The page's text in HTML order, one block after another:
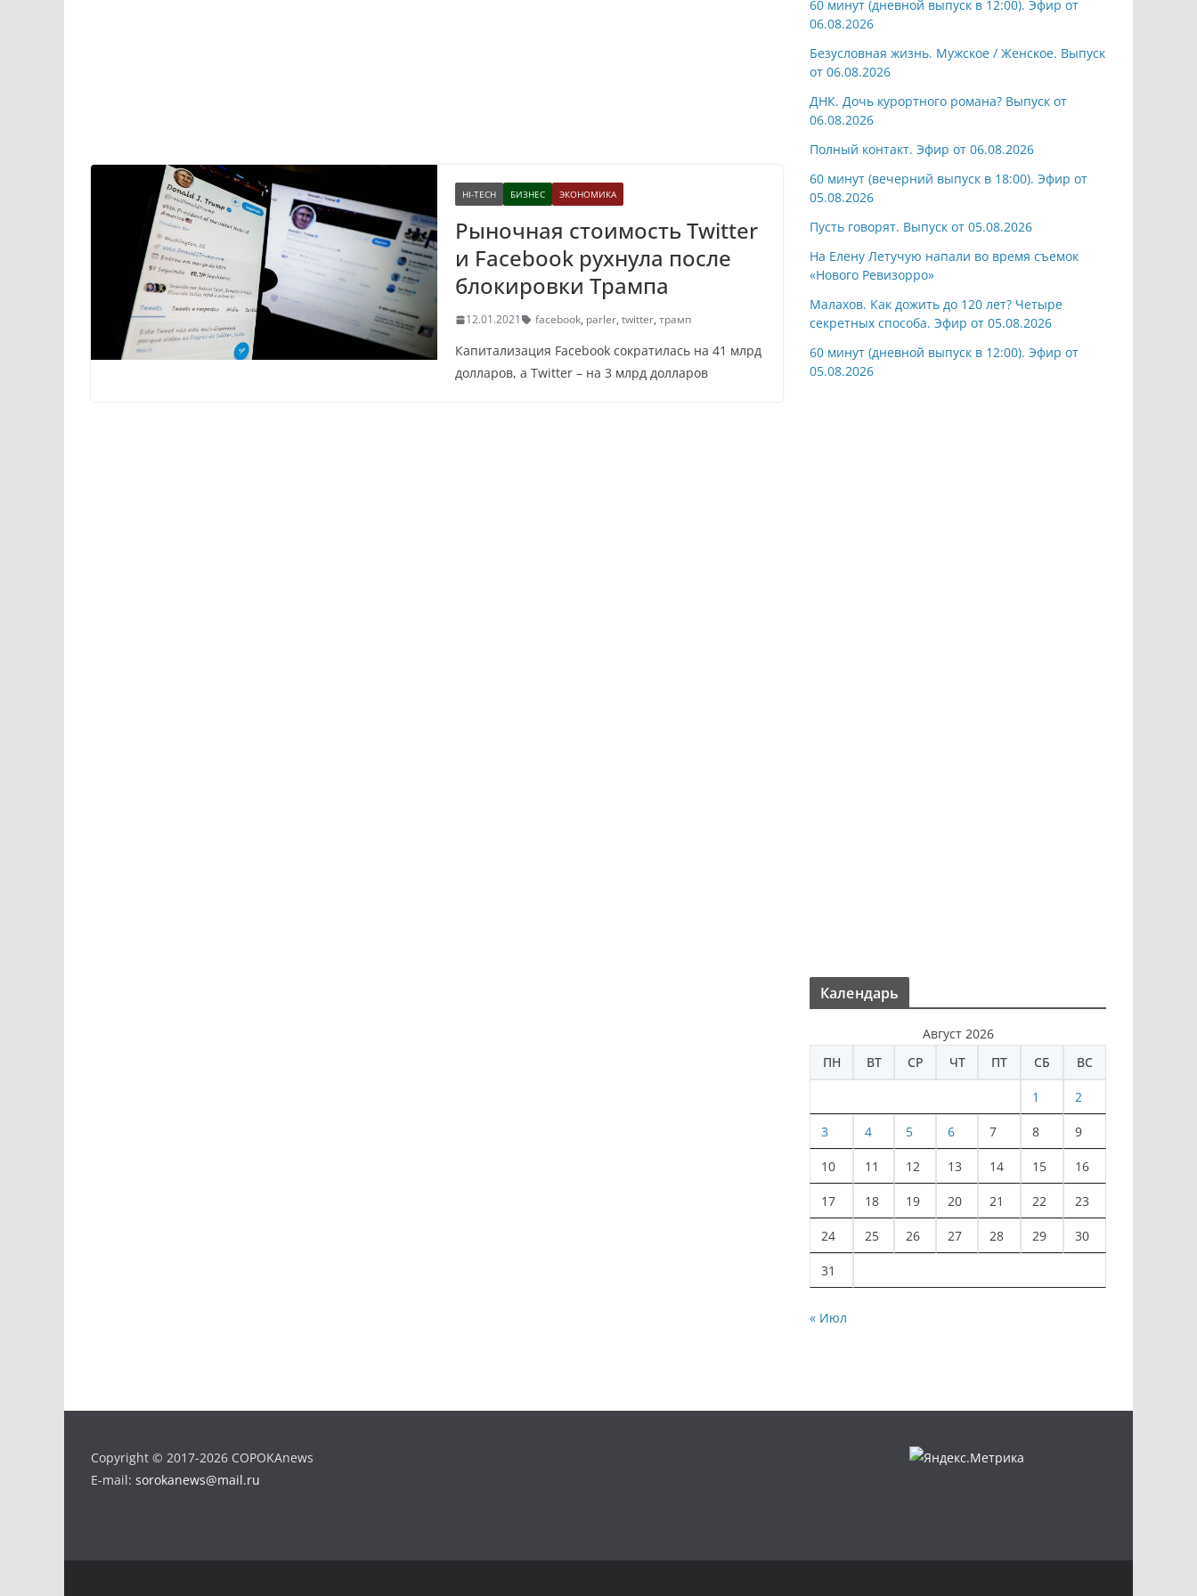
HI-TECH БИЗНЕС ЭКОНОМИКА
Рыночная стоимость Twitter
и Facebook рухнула после
блокировки Трампа
12.01.2021 facebook, parler, twitter, трамп
Капитализация Facebook сократилась на 41 млрд
долларов, а Twitter – на 3 млрд долларов
60 минут (дневной выпуск в 12:00). Эфир от
06.08.2026
Безусловная жизнь. Мужское / Женское. Выпуск
от 06.08.2026
ДНК. Дочь курортного романа? Выпуск от
06.08.2026
Полный контакт. Эфир от 06.08.2026
60 минут (вечерний выпуск в 18:00). Эфир от
05.08.2026
Пусть говорят. Выпуск от 05.08.2026
На Елену Летучую напали во время съемок
«Нового Ревизорро»
Малахов. Как дожить до 120 лет? Четыре
секретных способа. Эфир от 05.08.2026
60 минут (дневной выпуск в 12:00). Эфир от
05.08.2026
Календарь
Август 2026
ПН
ВТ СР ЧТ ПТ СБ ВС
1 2
3 4 5 6 7 8 9
10 11 12 13 14 15 16
17 18 19 20 21 22 23
24 25 26 27 28 29 30
31
« Июл
Copyright © 2017-2026 COPOKAnews
E-mail: sorokanews@mail.ru